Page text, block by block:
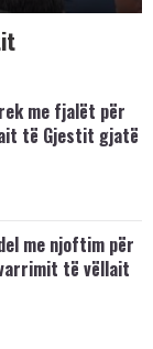
me fjalët për
të Gjestit gjatë
me njoftim për
të vëllait